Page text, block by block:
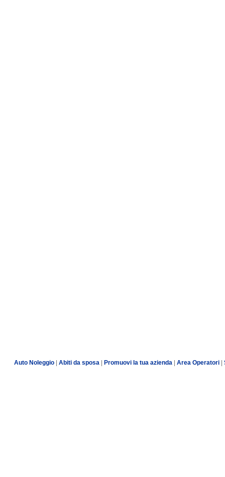
Auto Noleggio Abiti da sposa Promuovi la tua azienda Area Operatori